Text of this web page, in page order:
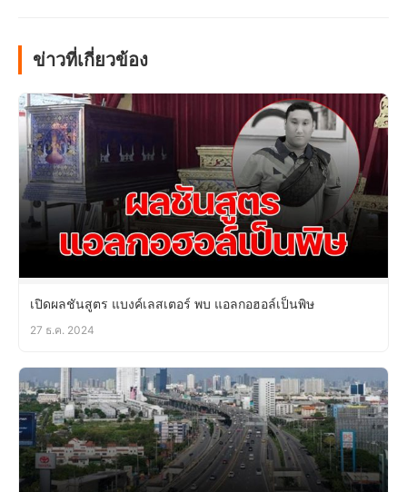
ข่าวที่เกี่ยวข้อง
เปิดผลชันสูตร แบงค์เลสเตอร์ พบ แอลกอฮอล์เป็นพิษ
27 ธ.ค. 2024